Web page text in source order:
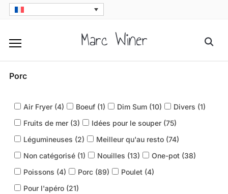
Skip
content
Marc Winer
Porc
Air Fryer (4) Boeuf (1) Dim Sum (10) Divers (1)
Fruits de mer (3) Idées pour le souper (75)
Légumineuses (2) Meilleur qu'au resto (74)
Non catégorisé (1) Nouilles (13) One-pot (38)
Poissons (4) Porc (89) Poulet (4)
Pour l'apéro (21)